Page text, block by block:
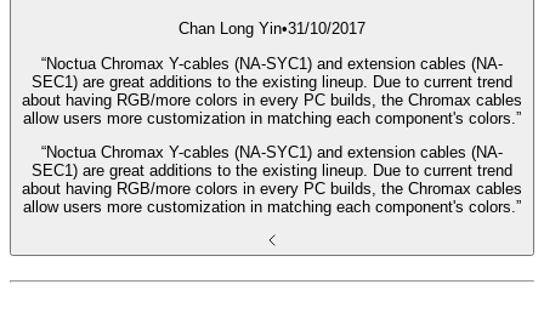
Chan Long Yin•31/10/2017
“Noctua Chromax Y-cables (NA-SYC1) and extension cables (NA-
SEC1) are great additions to the existing lineup. Due to current trend
about having RGB/more colors in every PC builds, the Chromax cables
allow users more customization in matching each component's colors.”
“Noctua Chromax Y-cables (NA-SYC1) and extension cables (NA-
SEC1) are great additions to the existing lineup. Due to current trend
about having RGB/more colors in every PC builds, the Chromax cables
allow users more customization in matching each component's colors.”